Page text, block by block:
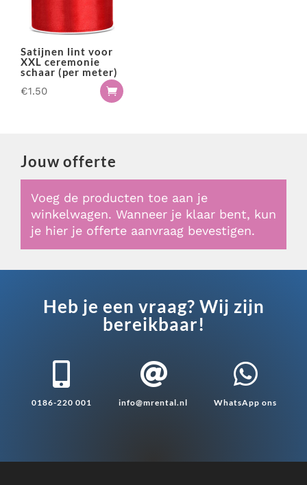
Satijnen lint voor
XXL ceremonie
schaar (per meter)
€1.50 
Jouw offerte
Voeg de producten toe aan je
winkelwagen. Wanneer je klaar bent, kun
je hier je offerte aanvraag bevestigen.
Heb je een vraag? Wij zijn
bereikbaar!

0186-220 001

info@mrental.nl

WhatsApp ons